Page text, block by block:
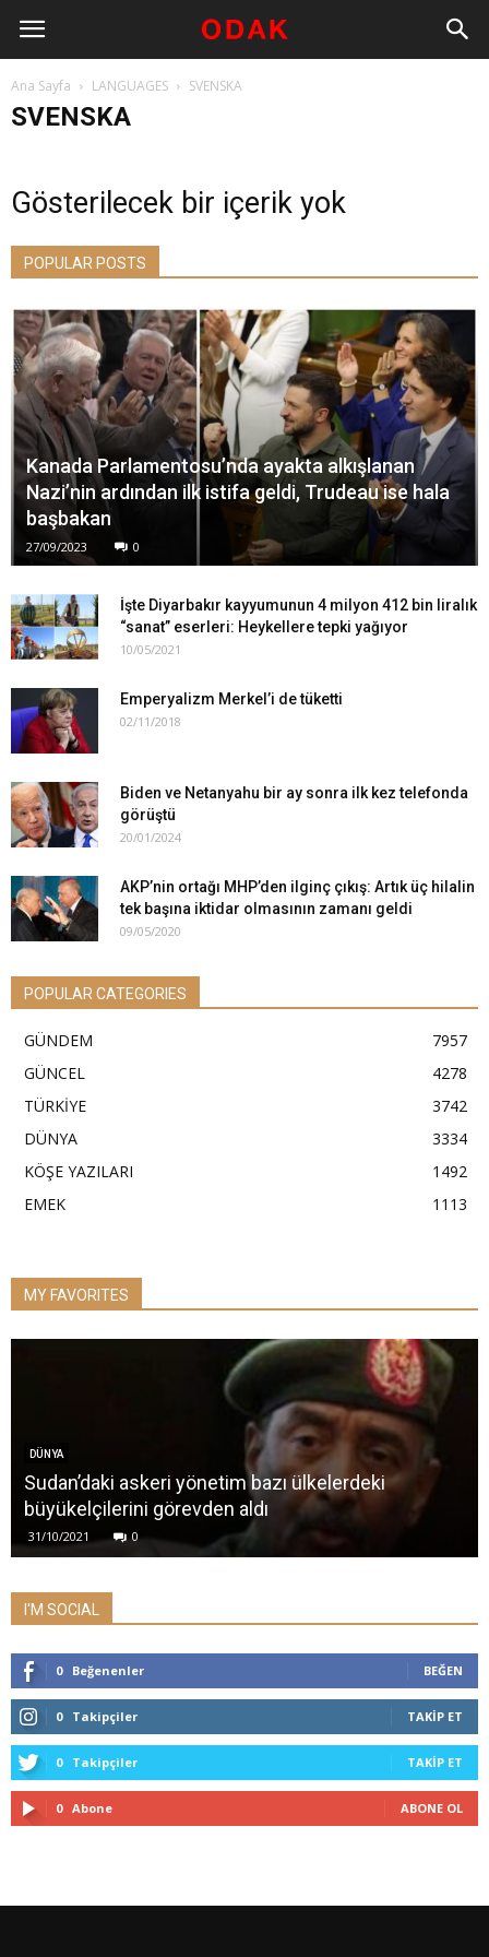
Ana Sayfa LANGUAGES SVENSKA
SVENSKA
Gösterilecek bir içerik yok
POPULAR POSTS
Kanada Parlamentosu’nda ayakta alkışlanan
Nazi’nin ardından ilk istifa geldi, Trudeau ise hala
başbakan
27/09/2023 0
İşte Diyarbakır kayyumunun 4 milyon 412 bin liralık
“sanat” eserleri: Heykellere tepki yağıyor
10/05/2021
Emperyalizm Merkel’i de tüketti
02/11/2018
Biden ve Netanyahu bir ay sonra ilk kez telefonda
görüştü
20/01/2024
AKP’nin ortağı MHP’den ilginç çıkış: Artık üç hilalin
tek başına iktidar olmasının zamanı geldi
09/05/2020
POPULAR CATEGORIES
GÜNDEM
7957
GÜNCEL
4278
TÜRKİYE
3742
DÜNYA
3334
KÖŞE YAZILARI
1492
EMEK
1113
MY FAVORITES
DÜNYA
Sudan’daki askeri yönetim bazı ülkelerdeki
büyükelçilerini görevden aldı
31/10/2021 0
I'M SOCIAL
0 Beğenenler BEĞEN
0 Takipçiler TAKIP ET
0 Takipçiler TAKIP ET
0 Abone ABONE OL